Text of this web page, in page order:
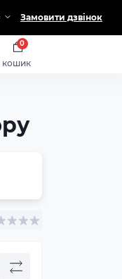
Замовити дзвінок
кошик
0